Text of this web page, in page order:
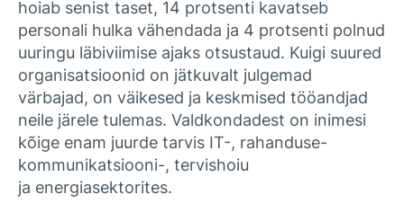
hoiab senist taset, 14 protsenti kavatseb
personali hulka vähendada ja 4 protsenti polnud
uuringu läbiviimise ajaks otsustaud. Kuigi suured
organisatsioonid on jätkuvalt julgemad
värbajad, on väikesed ja keskmised tööandjad
neile järele tulemas. Valdkondadest on inimesi
kõige enam juurde tarvis IT-, rahanduse-
kommunikatsiooni-, tervishoiu
ja energiasektorites.